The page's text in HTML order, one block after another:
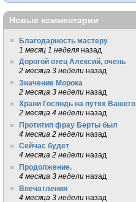
Новые комментарии
Благодарность мастеру
1 месяц 1 неделя назад
Дорогой отец Алексий, очень
2 месяца 3 недели назад
Значение Морока
2 месяца 3 недели назад
Храни Господь на путях Вашего
2 месяца 4 недели назад
Протитип фрау Берты был
4 месяца 2 недели назад
Сейчас будет
4 месяца 2 недели назад
Продолжение.
4 месяца 3 недели назад
Впечатления
4 месяца 3 недели назад